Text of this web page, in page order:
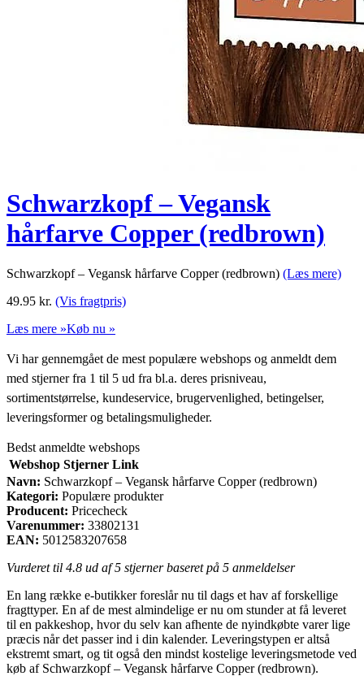
Schwarzkopf – Vegansk
hårfarve Copper (redbrown)
Schwarzkopf – Vegansk hårfarve Copper (redbrown) (Læs mere)
49.95 kr. (Vis fragtpris)
Læs mere »Køb nu »
Vi har gennemgået de mest populære webshops og anmeldt dem
med stjerner fra 1 til 5 ud fra bl.a. deres prisniveau,
sortimentstørrelse, kundeservice, brugervenlighed, betingelser,
leveringsformer og betalingsmuligheder.
Bedst anmeldte webshops
Webshop Stjerner Link
Navn: Schwarzkopf – Vegansk hårfarve Copper (redbrown)
Kategori: Populære produkter
Producent: Pricecheck
Varenummer: 33802131
EAN: 5012583207658
Vurderet til 4.8 ud af 5 stjerner baseret på 5 anmeldelser
En lang række e-butikker foreslår nu til dags et hav af forskellige
fragttyper. En af de mest almindelige er nu om stunder at få leveret
til en pakkeshop, hvor du selv kan afhente de nyindkøbte varer lige
præcis når det passer ind i din kalender. Leveringstypen er altså
ekstremt smart, og tit også den mindst kostelige leveringsmetode ved
køb af Schwarzkopf – Vegansk hårfarve Copper (redbrown).